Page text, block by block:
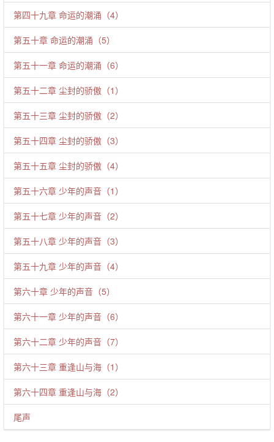
第四十九章 命运的潮涌（4）
第五十章 命运的潮涌（5）
第五十一章 命运的潮涌（6）
第五十二章 尘封的骄傲（1）
第五十三章 尘封的骄傲（2）
第五十四章 尘封的骄傲（3）
第五十五章 尘封的骄傲（4）
第五十六章 少年的声音（1）
第五十七章 少年的声音（2）
第五十八章 少年的声音（3）
第五十九章 少年的声音（4）
第六十章 少年的声音（5）
第六十一章 少年的声音（6）
第六十二章 少年的声音（7）
第六十三章 重逢山与海（1）
第六十四章 重逢山与海（2）
尾声